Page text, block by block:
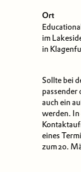
Ort
im
in
Sollte bei
passender
auch ein
werden. In
eines
zum 20.